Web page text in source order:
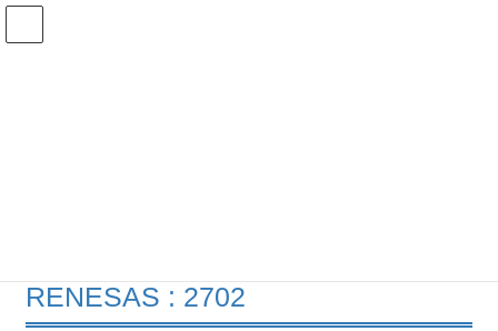
コ
ナ
RENESAS : 2702